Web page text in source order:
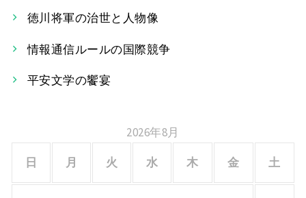
ー
シ
ョ
徳川将軍の治世と人物像
情報通信ルールの国際競争
平安文学の饗宴
2026年8月
日
月 火 水 木 金 土